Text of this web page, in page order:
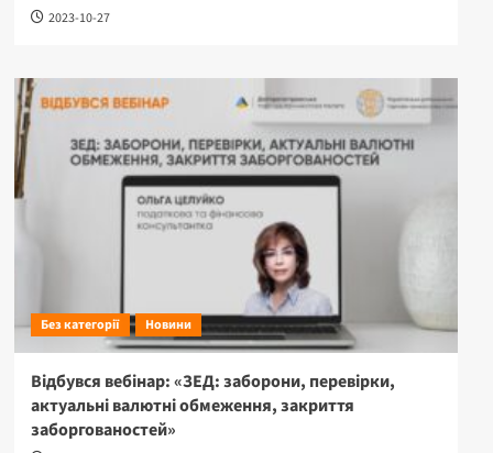
2023-10-27
Без категорії Новини
Відбувся вебінар: «ЗЕД: заборони, перевірки,
актуальні валютні обмеження, закриття
заборгованостей»